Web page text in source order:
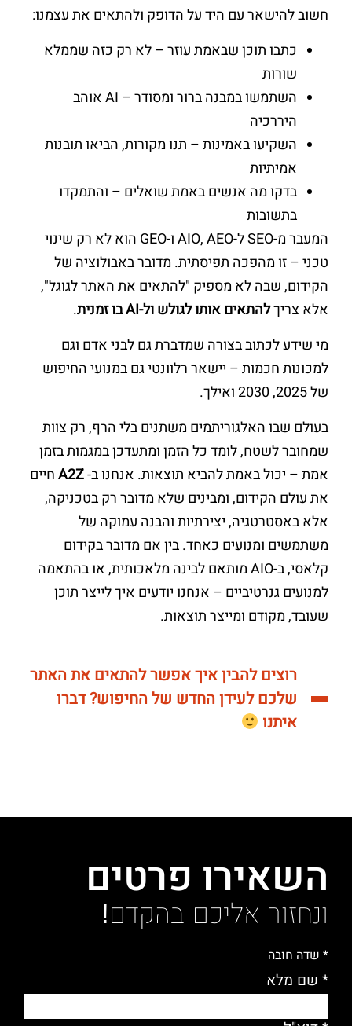
חשוב להישאר עם היד על הדופק ולהתאים את עצמנו:
כתבו תוכן שבאמת עוזר – לא רק כזה שממלא
שורות
השתמשו במבנה ברור ומסודר – AI אוהב
היררכיה
השקיעו באמינות – תנו מקורות, הביאו תובנות
אמיתיות
בדקו מה אנשים באמת שואלים – והתמקדו
בתשובות
המעבר מ-SEO ל-AIO, AEO ו-GEO הוא לא רק שינוי
טכני – זו מהפכה תפיסתית. מדובר באבולוציה של
הקידום, שבה לא מספיק "להתאים את האתר לגוגל",
אלא צריךלהתאים אותו לגולש ול-AI בו זמנית
.
מי שידע לכתוב בצורה שמדברת גם לבני אדם וגם
למכונות חכמות – יישאר רלוונטי גם במנועי החיפוש
של 2025, 2030 ואילך.
בעולם שבו האלגוריתמים משתנים בלי הרף, רק צוות
שמחובר לשטח, לומד כל הזמן ומתעדכן במגמות בזמן
אמת – יכול באמת להביא תוצאות. אנחנו ב-A2Zחיים
את עולם הקידום, ומבינים שלא מדובר רק בטכניקה,
אלא באסטרטגיה, יצירתיות והבנה עמוקה של
משתמשים ומנועים כאחד. בין אם מדובר בקידום
קלאסי, ב-AIO מותאם לבינה מלאכותית, או בהתאמה
למנועים גנרטיביים – אנחנו יודעים איך לייצר תוכן
שעובד, מקודם ומייצר תוצאות.
רוצים להבין איך אפשר להתאים את האתר
שלכם לעידן החדש של החיפוש? דברו
איתנו
השאירו פרטים
ונחזור אליכם בהקדם!
* שדה חובה
* שם מלא